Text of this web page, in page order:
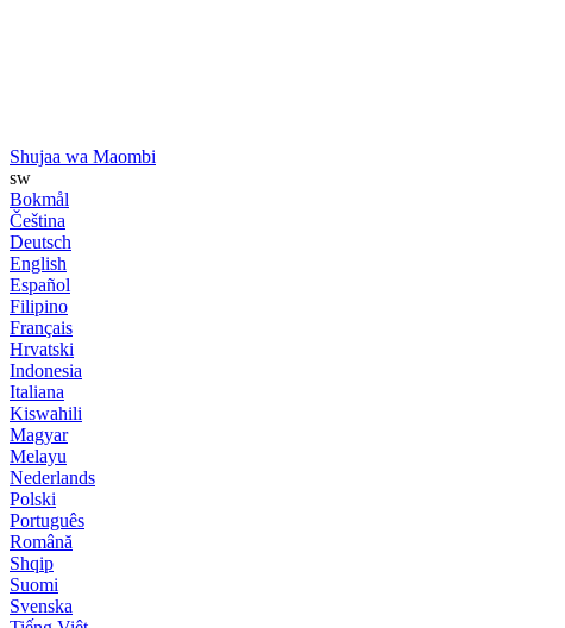
Shujaa wa Maombi
sw
Bokmål
Čeština
Deutsch
English
Español
Filipino
Français
Hrvatski
Indonesia
Italiana
Kiswahili
Magyar
Melayu
Nederlands
Polski
Português
Română
Shqip
Suomi
Svenska